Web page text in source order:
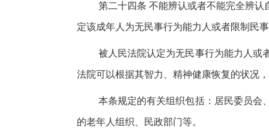
第二十四条 不能辨认或者不能完全辨
定该成年人为无民事行为能力人或者限制民
被人民法院认定为无民事行为能力人或
法院可以根据其智力、精神健康恢复的状况
本条规定的有关组织包括：居民委员会
的老年人组织、民政部门等。